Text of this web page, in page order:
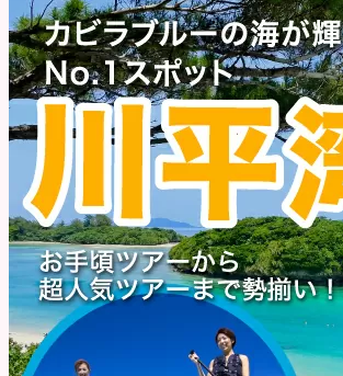
팟에서
색하기
당일 예약 OK
플랜
할인 혜택
세트 플랜
프리미엄
엄선된 플랜